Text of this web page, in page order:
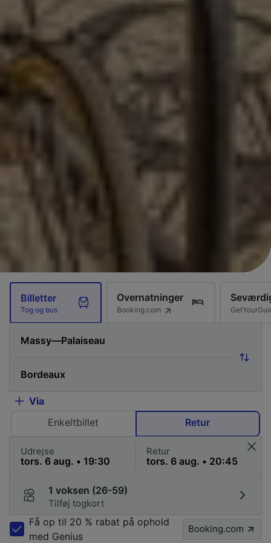
Billetter
Tog og bus
Overnatninger
Booking.com
Via
Enkeltbillet
Retur
Udrejse Retur
1 voksen (26-59)
Tilføj togkort
Få op til 20 % rabat på ophold
med Genius
Booking.com